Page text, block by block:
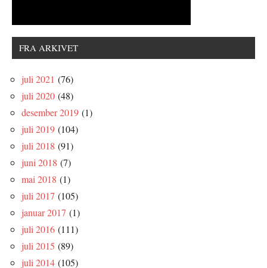
FRA ARKIVET
juli 2021 (76)
juli 2020 (48)
desember 2019 (1)
juli 2019 (104)
juli 2018 (91)
juni 2018 (7)
mai 2018 (1)
juli 2017 (105)
januar 2017 (1)
juli 2016 (111)
juli 2015 (89)
juli 2014 (105)